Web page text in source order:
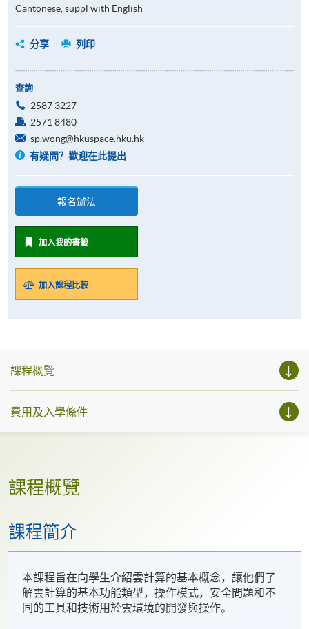
Cantonese, suppl with English
分享 列印
查詢
2587 3227
2571 8480
sp.wong@hkuspace.hku.hk
有疑問？歡迎在此提出
報名辦法
加入我的書籤
加入課程比較
課程概覽
費用及入學條件
課程概覽
課程簡介
本課程旨在向學生介紹雲計算的基本概念，讓他們了
解雲計算的基本功能類型，操作模式，安全問題和不
同的工具和技術用於雲環境的開發與操作。